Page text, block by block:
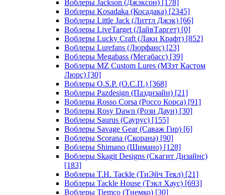
Воблеры Jackson (Джэксон) [178]
Воблеры Kosadaka (Косадака) [2345]
Воблеры Little Jack (Литтл Джэк) [66]
Воблеры LiveTarget (ЛайвТаргет) [0]
Воблеры Lucky Craft (Лаки Крафт) [852]
Воблеры Lurefans (Люрфанс) [23]
Воблеры Megabass (Мегабасс) [39]
Воблеры MZ Custom Lures (МЗэт Кастом
Люрс) [30]
Воблеры O.S.P. (О.С.П.) [368]
Воблеры Pazdesign (Паздизайн) [21]
Воблеры Rosso Corsa (Россо Корса) [91]
Воблеры Rosy Dawn (Рози Даун) [30]
Воблеры Saurus (Саурус) [155]
Воблеры Savage Gear (Саваж Гир) [6]
Воблеры Scorana (Скорана) [90]
Воблеры Shimano (Шимано) [128]
Воблеры Skagit Designs (Скагит Дизайнс)
[183]
Воблеры T.H. Tackle (ТиЭйч Текл) [21]
Воблеры Tackle House (Тэкл Хаус) [693]
Воблеры Tiemco (Тиемко) [30]